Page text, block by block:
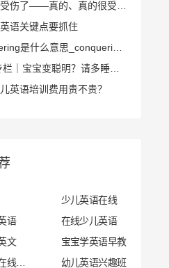
语关键点要抓住
conquering是什么意思_conquering怎么读_音标ˈkɔŋkərɪŋ
Lane专栏｜宝宝变聪明？请多睡一会儿
英语培训费用贵不贵？
少儿英语在线
语
在线少儿英语
文
宝宝学英语早教
幼儿英语兴趣班